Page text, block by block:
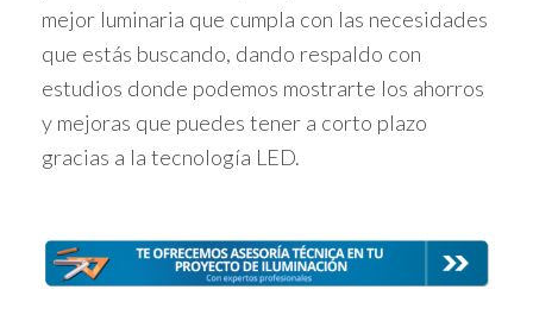
mejor luminaria que cumpla con las necesidades
que estás buscando, dando respaldo con
estudios donde podemos mostrarte los ahorros
y mejoras que puedes tener a corto plazo
gracias a la tecnología LED.